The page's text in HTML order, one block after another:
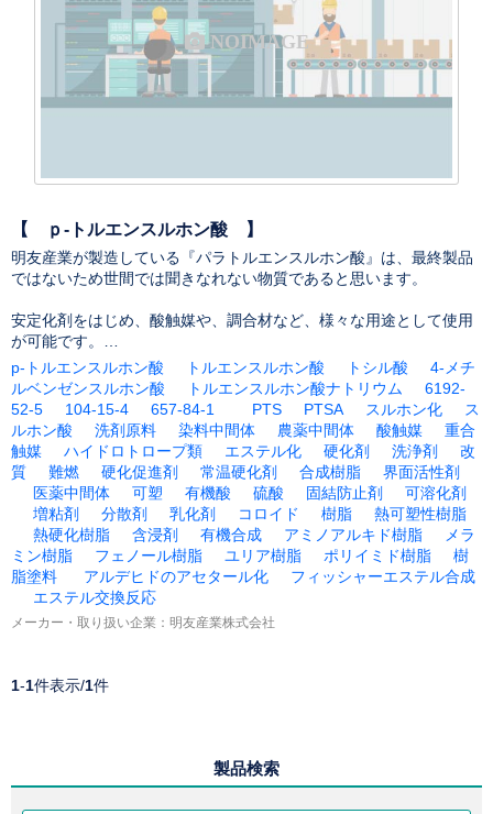
【 ｐ-トルエンスルホン酸 】
明友産業が製造している『パラトルエンスルホン酸』は、最終製品
ではないため世間では聞きなれない物質であると思います。
安定化剤をはじめ、酸触媒や、調合材など、様々な用途として使用
が可能です。
意外と身近で必要とされている当物質は、これからも生活（くら
し）や社会に貢献していきます。
p-トルエンスルホン酸 トルエンスルホン酸 トシル酸
4-メチ
ルベンゼンスルホン酸
トルエンスルホン酸ナトリウム
6192-
52-5
104-15-4 657-84-1 PTS PTSA スルホン化
ス
ルホン酸
洗剤原料 染料中間体 農薬中間体 酸触媒
重合
触媒
ハイドロトロープ類 エステル化 硬化剤 洗浄剤
改
質
難燃 硬化促進剤 常温硬化剤 合成樹脂
界面活性剤
医薬中間体
可塑 有機酸 硫酸 固結防止剤
可溶化剤
増粘剤
分散剤 乳化剤 コロイド 樹脂
熱可塑性樹脂
熱硬化樹脂
含浸剤 有機合成 アミノアルキド樹脂
メラ
ミン樹脂
フェノール樹脂 ユリア樹脂 ポリイミド樹脂
樹
脂塗料
アルデヒドのアセタール化
フィッシャーエステル合成
エステル交換反応
メーカー・取り扱い企業： 明友産業株式会社
1-1件表示/1件
製品検索